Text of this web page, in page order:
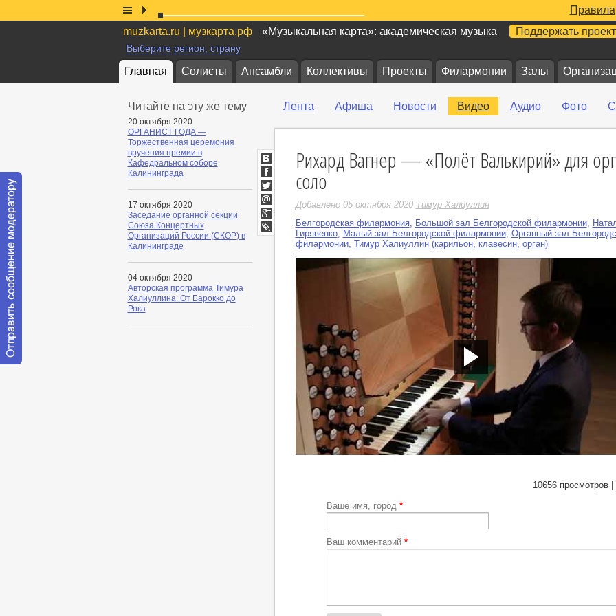
Правила
muzkarta.ru | музкарта.рф
«Музыкальная карта»: академическая музыка Поддержать проект
Выберите регион, страну
Главная Солисты Ансамбли Коллективы Проекты Филармонии Залы
Читайте на эту же тему
20 октября 2020
ОРГАНИСТ ГОДА —
Торжественная церемония
вручения премии в
Кафедральном соборе
Калининграда
17 октября 2020
Заседание органной секции
Союза Концертных
Организаций России (СКОР) в
Калининграде
04 октября 2020
Авторская программа Тимура
Халиуллина: От Барокко до
Рока
Лента Афиша Новости Видео Аудио Фото
Рихард Вагнер — «Полёт Валькирий» для
соло
Добавлено 05 октября 2020 Тимур Халиуллин
Белгородская филармония, Большой зал Белгородской филармонии,
Гирявенко, Малый зал Белгородской филармонии, Органный зал
филармонии, Тимур Халиуллин (карильон, клавесин, орган)
ВКонтакте
Facebook
Twitter
Мой
Мир
Google+
LiveJournal
10656 просмотров |
Ваше имя, город *
Ваш комментарий *